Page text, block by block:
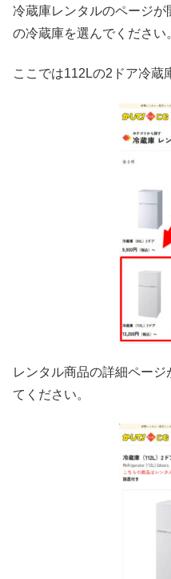
冷蔵庫レンタルのページが
の冷蔵庫を選んでください
ここでは112Lの2ドア冷蔵
レンタル商品の詳細ペー
てください。